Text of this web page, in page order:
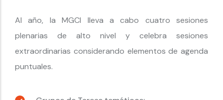
Al año, la MGCI lleva a cabo cuatro sesiones
plenarias de alto nivel y celebra sesiones
extraordinarias considerando elementos de agenda
puntuales.